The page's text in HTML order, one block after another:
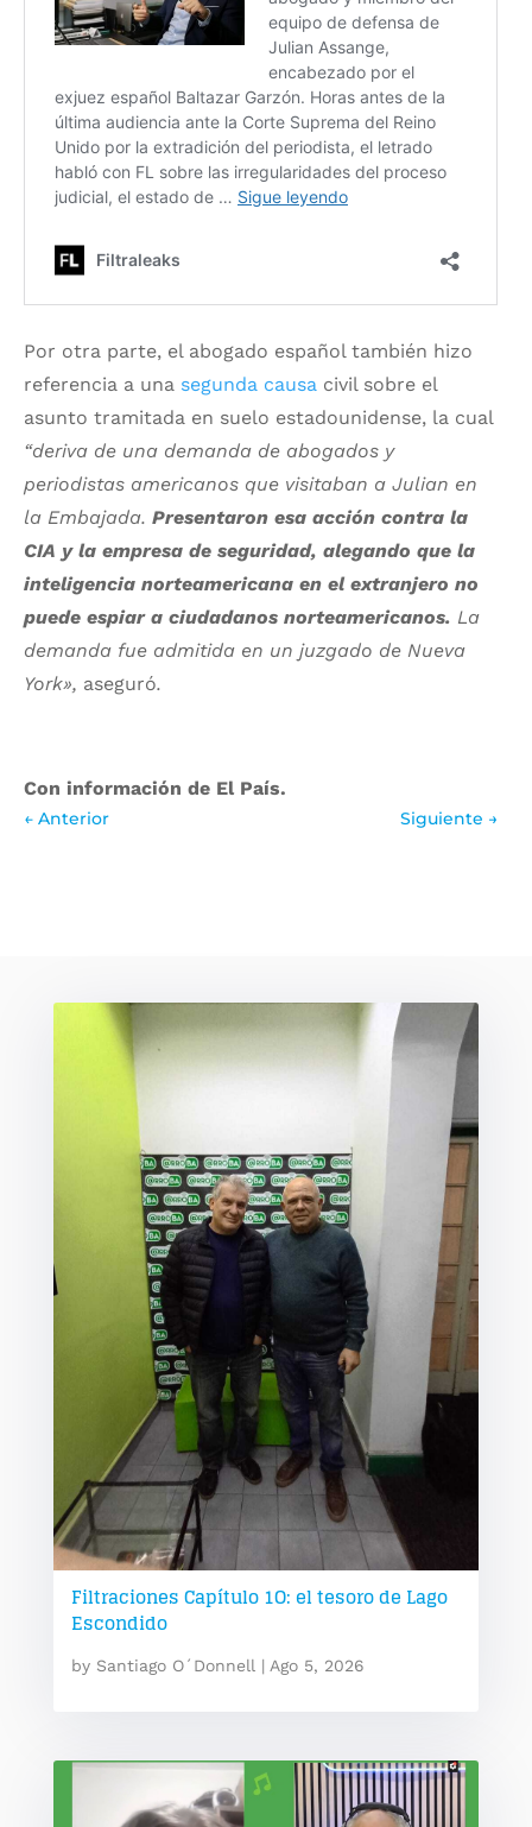
Por otra parte, el abogado español también hizo
referencia a una segunda causa civil sobre el
asunto tramitada en suelo estadounidense, la cual
“deriva de una demanda de abogados y
periodistas americanos que visitaban a Julian en
la Embajada. Presentaron esa acción contra la
CIA y la empresa de seguridad, alegando que la
inteligencia norteamericana en el extranjero no
puede espiar a ciudadanos norteamericanos. La
demanda fue admitida en un juzgado de Nueva
York», aseguró.
Con información de El País.
← Anterior Siguiente →
Filtraciones Capítulo 1O: el tesoro de Lago
Escondido
by Santiago O´Donnell| Ago 5, 2026